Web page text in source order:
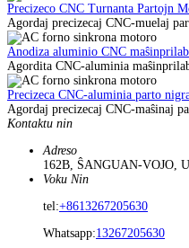
Precizeco CNC Turnanta Partojn
Agordaj precizecaj CNC-muelaj
Anodiza aluminio CNC
Agordita CNC-aluminia
Precizeca CNC-aluminia parto
Agordaj precizecaj CNC-maŝinaj
Kontaktu nin
Adreso
162B, ŜANGUAN-VOJO,
Voku Nin
tel:+8613267205630
Whatsapp:13267205630